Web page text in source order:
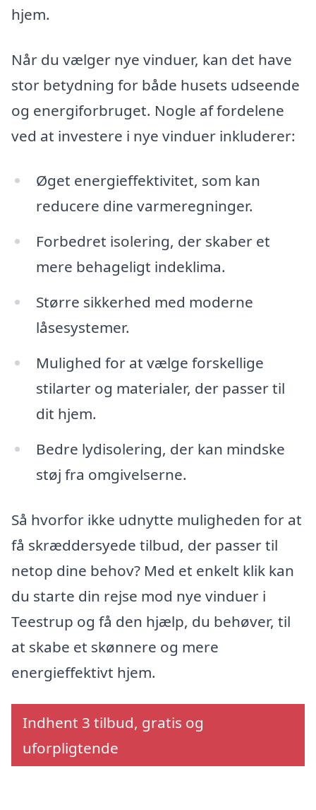
hjem.
Når du vælger nye vinduer, kan det have
stor betydning for både husets udseende
og energiforbruget. Nogle af fordelene
ved at investere i nye vinduer inkluderer:
Øget energieffektivitet, som kan
reducere dine varmeregninger.
Forbedret isolering, der skaber et
mere behageligt indeklima.
Større sikkerhed med moderne
låsesystemer.
Mulighed for at vælge forskellige
stilarter og materialer, der passer til
dit hjem.
Bedre lydisolering, der kan mindske
støj fra omgivelserne.
Så hvorfor ikke udnytte muligheden for at
få skræddersyede tilbud, der passer til
netop dine behov? Med et enkelt klik kan
du starte din rejse mod nye vinduer i
Teestrup og få den hjælp, du behøver, til
at skabe et skønnere og mere
energieffektivt hjem.
Indhent 3 tilbud, gratis og
uforpligtende